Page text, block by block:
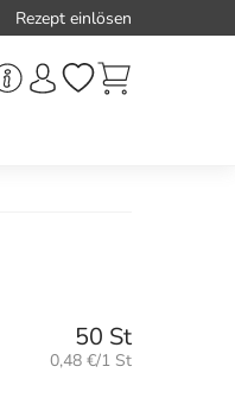
Rezept einlösen
50 St
Grundpreis:
0,48 €/1 St